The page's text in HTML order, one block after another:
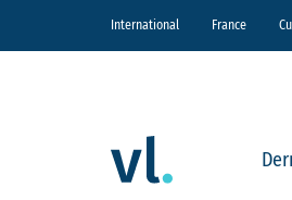
International France